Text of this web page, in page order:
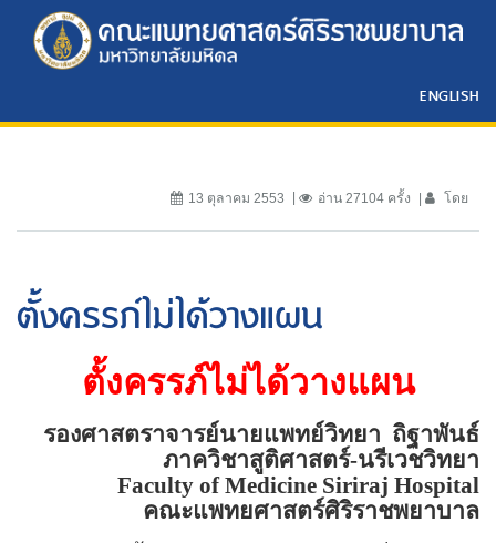
ENGLISH
13 ตุลาคม 2553 อ่าน 27104 ครั้ง โดย
ตั้งครรภ์ไม่ได้วางแผน
ตั้งครรภ์ไม่ได้วางแผน
รองศาสตราจารย์นายแพทย์วิทยา ถิฐาพันธ์
ภาควิชาสูติศาสตร์-นรีเวชวิทยา
Faculty ofMedicine Siriraj Hospital
คณะแพทยศาสตร์ศิริราชพยาบาล